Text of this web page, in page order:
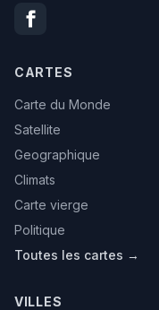
CARTES
Carte du Monde
Satellite
Geographique
Climats
Carte vierge
Politique
Toutes les cartes →
VILLES